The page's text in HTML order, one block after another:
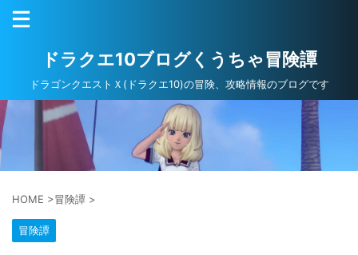
ドラクエ10ブログくうちゃ冒険譚
ドラゴンクエストＸ(ドラクエ10)の冒険、攻略情報のブログです
HOME >冒険譚 >
冒険譚